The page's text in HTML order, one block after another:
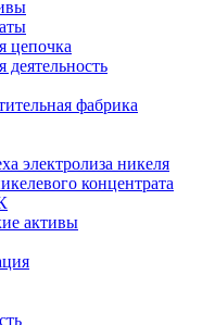
цепочка
деятельность
фабрика
электролиза никеля
концентрата
активы